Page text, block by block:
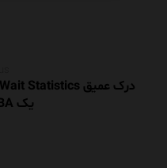
یک DBA با تجربه